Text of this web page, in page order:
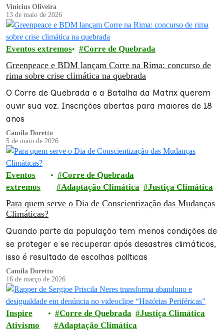
climática;
Vinicius Oliveira
13 de maio de 2026
Eventos extremos Corre de Quebrada
Greenpeace e BDM lançam Corre na Rima: concurso de
rima sobre crise climática na quebrada
O Corre de Quebrada e a Batalha da Matrix querem
ouvir sua voz. Inscrições abertas para maiores de 18
anos
Camila Doretto
5 de maio de 2026
Eventos
extremos
Corre de Quebrada
Adaptação Climática
Justiça Climática
Para quem serve o Dia de Conscientização das Mudanças
Climáticas?
Quando parte da população tem menos condições de
se proteger e se recuperar após desastres climáticos,
isso é resultado de escolhas políticas
Camila Doretto
16 de março de 2026
Inspire
Ativismo
Corre de Quebrada
Justiça Climática
Adaptação Climática